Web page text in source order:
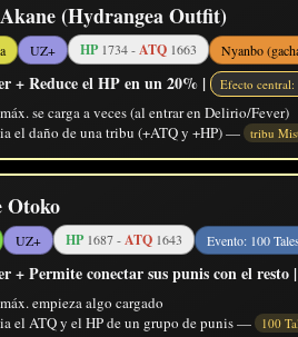
(Hydrangea Outfit)
UZ+ HP1734 -ATQ 1663 Nyanbo
+ Reduce el HP en un 20% | Efecto
se carga a veces (al entrar en Delirio/Fever)
el daño de una tribu (+ATQ y +HP) — tribu
Otoko
UZ+ HP1687 -ATQ 1643 Evento: 100
+ Permite conectar sus punis con el resto |
empieza algo cargado
el ATQ y el HP de un grupo de punis — 100